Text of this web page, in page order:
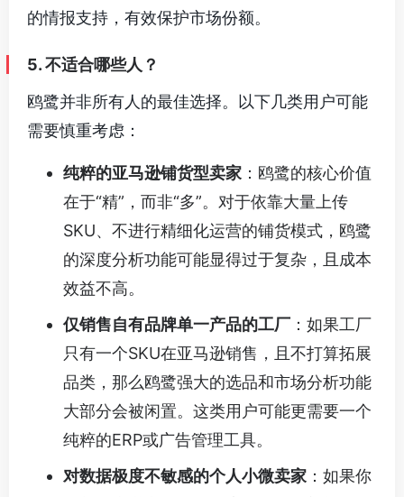
的情报支持，有效保护市场份额。
5. 不适合哪些人？
鸥鹭并非所有人的最佳选择。以下几类用户可能
需要慎重考虑：
纯粹的亚马逊铺货型卖家 ：鸥鹭的核心价值
在于“精”，而非“多”。对于依靠大量上传
SKU、不进行精细化运营的铺货模式，鸥鹭
的深度分析功能可能显得过于复杂，且成本
效益不高。
仅销售自有品牌单一产品的工厂 ：如果工厂
只有一个SKU在亚马逊销售，且不打算拓展
品类，那么鸥鹭强大的选品和市场分析功能
大部分会被闲置。这类用户可能更需要一个
纯粹的ERP或广告管理工具。
对数据极度不敏感的个人小微卖家 ：如果你